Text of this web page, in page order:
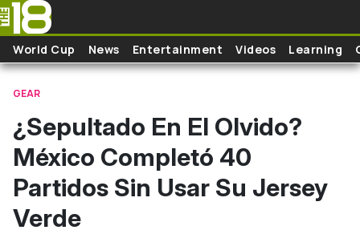
Skip to main content
World Cup News Entertainment Videos Learning
GEAR
¿Sepultado En El Olvido?
México Completó 40
Partidos Sin Usar Su Jersey
Verde